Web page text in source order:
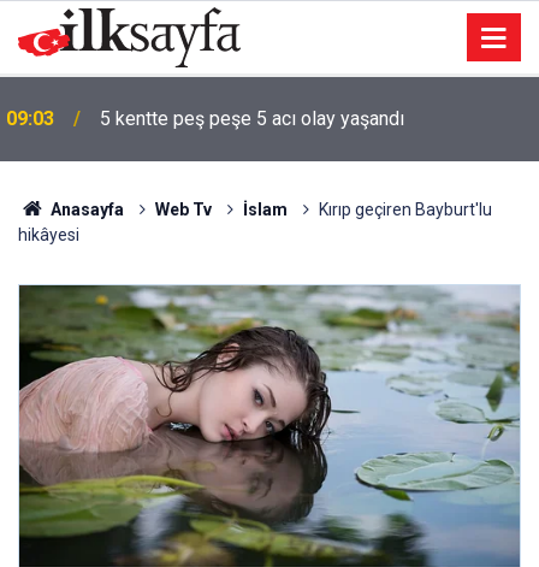
09:03 5 kentte peş peşe 5 acı olay yaşandı
Anasayfa Web Tv İslam
Kırıp geçiren Bayburt'lu
hikâyesi